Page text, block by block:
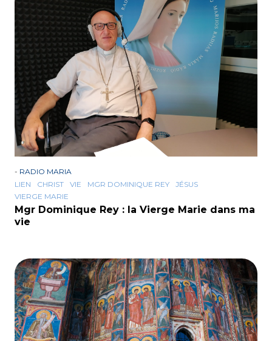
- RADIO MARIA
LIEN
CHRIST VIE MGR DOMINIQUE REY
JÉSUS
VIERGE MARIE
Mgr Dominique Rey : la Vierge Marie dans ma
vie